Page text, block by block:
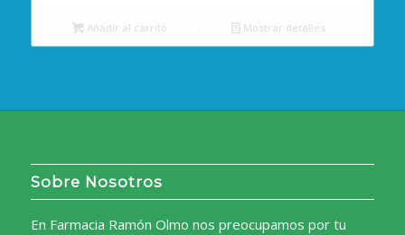
Añadir al carrito Mostrar detalles
Sobre Nosotros
En Farmacia Ramón Olmo nos preocupamos por tu